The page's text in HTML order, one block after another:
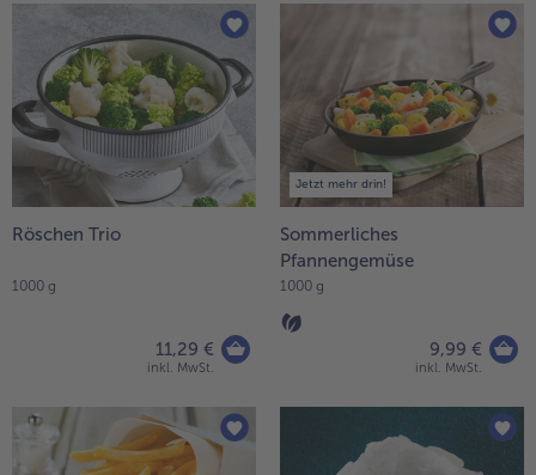
Röschen Trio
1000 g
11,29 €
inkl. MwSt.
Jetzt mehr drin!
Sommerliches
Pfannengemüse
1000 g
9,99 €
inkl. MwSt.